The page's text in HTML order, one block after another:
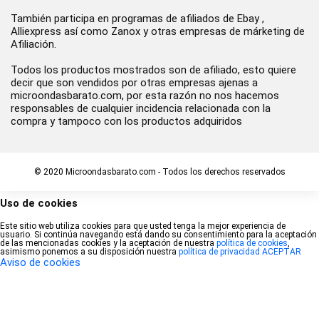
También participa en programas de afiliados de Ebay ,
Alliexpress así como Zanox y otras empresas de márketing de
Afiliación.
Todos los productos mostrados son de afiliado, esto quiere
decir que son vendidos por otras empresas ajenas a
microondasbarato.com, por esta razón no nos hacemos
responsables de cualquier incidencia relacionada con la
compra y tampoco con los productos adquiridos
© 2020 Microondasbarato.com - Todos los derechos reservados
Uso de cookies
Este sitio web utiliza cookies para que usted tenga la mejor experiencia de
usuario. Si continúa navegando está dando su consentimiento para la aceptación
de las mencionadas cookies y la aceptación de nuestra política de cookies,
asimismo ponemos a su disposición nuestra política de privacidad ACEPTAR
Aviso de cookies